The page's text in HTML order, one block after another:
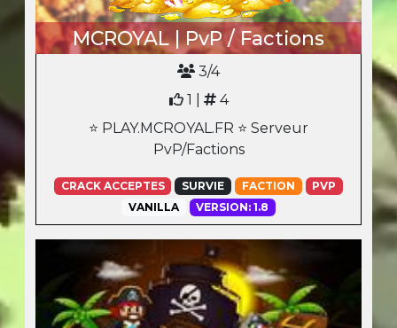
MCROYAL | PvP / Factions
3/4
1 |
4
⭐ PLAY.MCROYAL.FR ⭐ Serveur
PvP/Factions
CRACK ACCEPTES SURVIE FACTION
PVP
VANILLA
VERSION: 1.8